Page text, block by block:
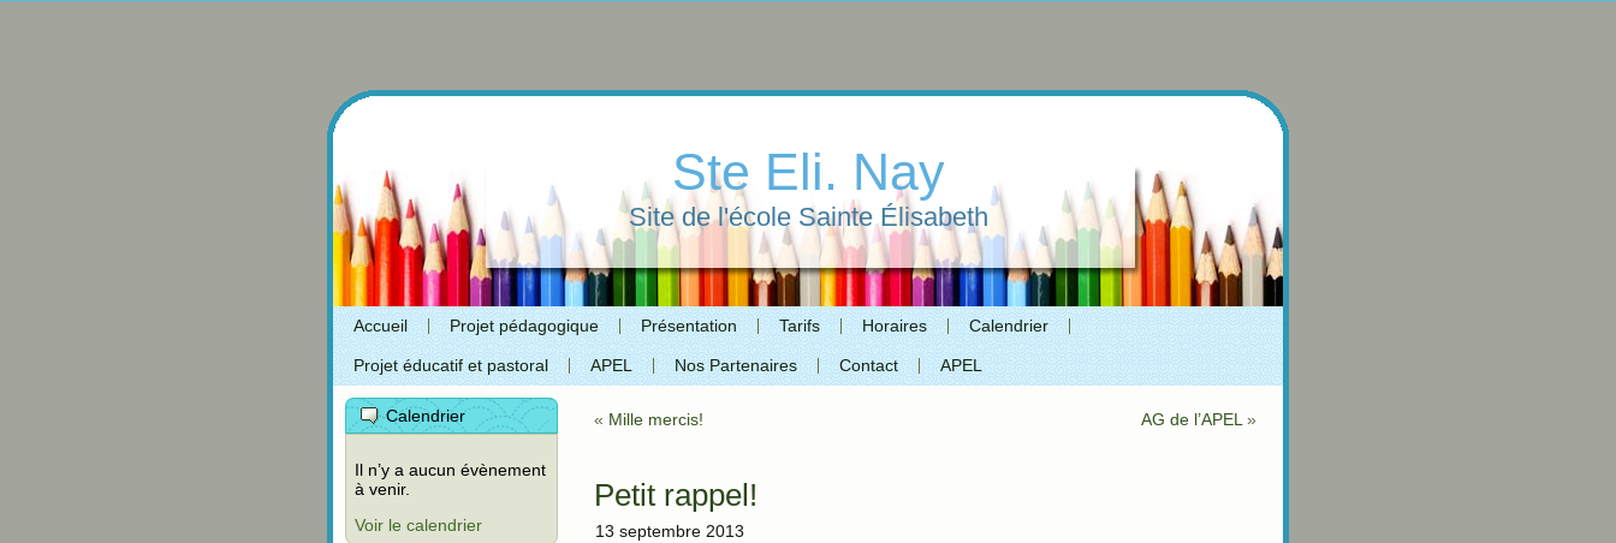
Ste Eli. Nay
Site de l'école Sainte Élisabeth
Accueil Projet pédagogique Présentation Tarifs Horaires Calendrier
Projet éducatif et pastoral APEL Nos Partenaires Contact APEL
Calendrier
Il n’y a aucun évènement
à venir.
Voir le calendrier
« Mille mercis! AG de l’APEL »
Petit rappel!
13 septembre 2013